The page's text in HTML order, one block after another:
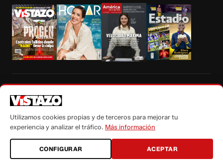
autorización escrita de su titular, de todos los contenidos de Vistazo.com.
Utilizamos cookies propias y de terceros para mejorar tu
experiencia y analizar el tráfico. Más información
CONFIGURAR ACEPTAR